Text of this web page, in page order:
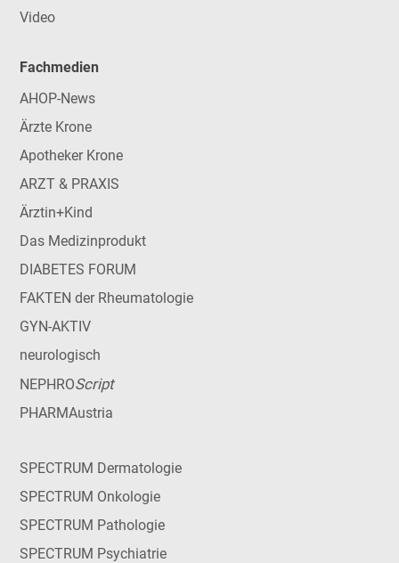
Video
Fachmedien
AHOP-News
Ärzte Krone
Apotheker Krone
ARZT & PRAXIS
Ärztin+Kind
Das Medizinprodukt
DIABETES FORUM
FAKTEN der Rheumatologie
GYN-AKTIV
neurologisch
NEPHROScript
PHARMAustria
SPECTRUM Dermatologie
SPECTRUM Onkologie
SPECTRUM Pathologie
SPECTRUM Psychiatrie